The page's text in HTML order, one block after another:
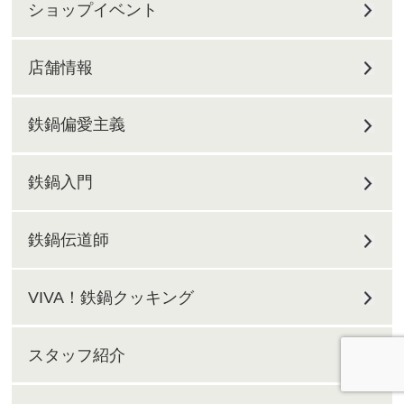
ショップイベント
店舗情報
鉄鍋偏愛主義
鉄鍋入門
鉄鍋伝道師
VIVA！鉄鍋クッキング
スタッフ紹介